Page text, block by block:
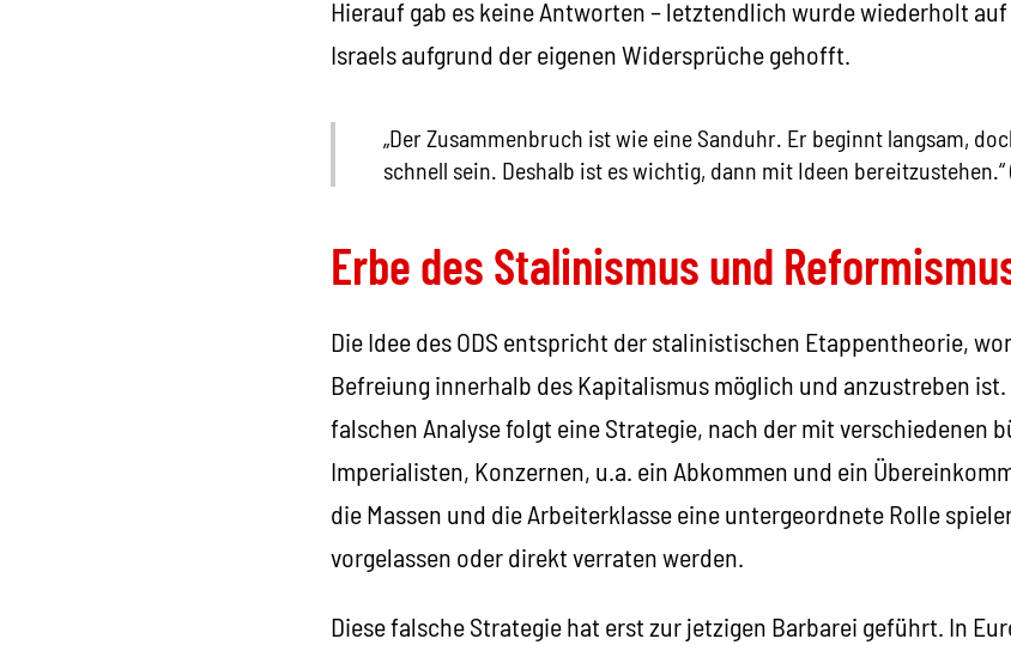
Hierauf gab es keine Antworten – letztendlich wurde wiederholt
Israels aufgrund der eigenen Widersprüche gehofft.
„Der Zusammenbruch ist wie eine Sanduhr. Er beginnt langsam,
schnell sein. Deshalb ist es wichtig, dann mit Ideen bereitzustehen.“
Erbe des Stalinismus und
Die Idee des ODS entspricht der stalinistischen Etappentheorie,
Befreiung innerhalb des Kapitalismus möglich und anzustreben
falschen Analyse folgt eine Strategie, nach der mit verschiedenen
Imperialisten, Konzernen, u.a. ein Abkommen und ein
die Massen und die Arbeiterklasse eine untergeordnete Rolle
vorgelassen oder direkt verraten werden.
Diese falsche Strategie hat erst zur jetzigen Barbarei geführt. In